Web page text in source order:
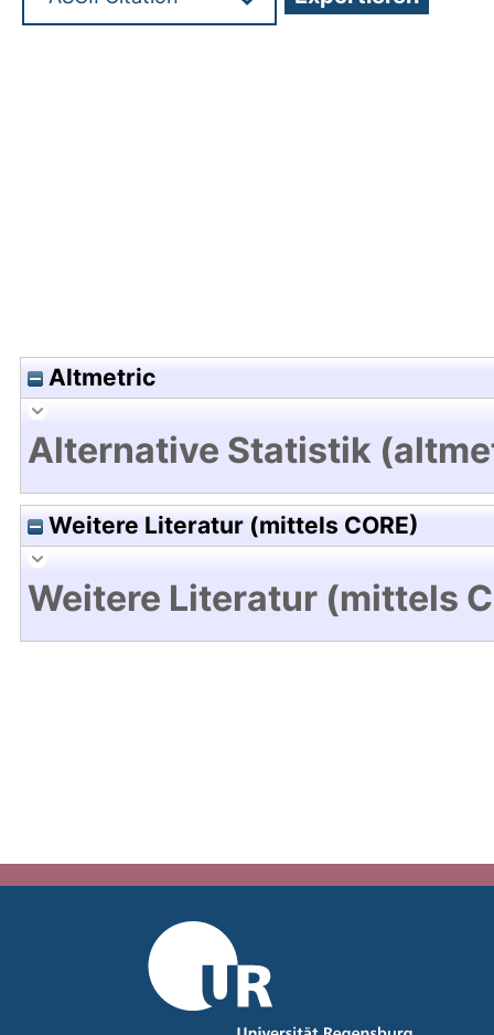
Altmetric
Alternative Statistik
Weitere Literatur (mittels CORE)
Weitere Literatur (mittels